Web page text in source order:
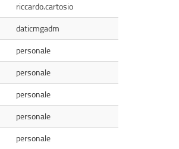
riccardo.cartosio
daticmgadm
personale
personale
personale
personale
personale